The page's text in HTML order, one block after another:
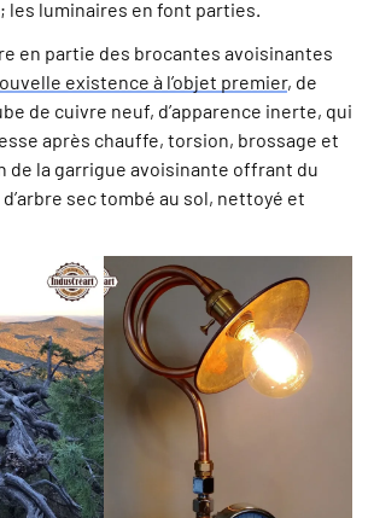
; les luminaires en font parties.
en partie des brocantes avoisinantes
existence à l’objet premier, de
de cuivre neuf, d’apparence inerte, qui
après chauffe, torsion, brossage et
de la garrigue avoisinante offrant du
sec tombé au sol, nettoyé et